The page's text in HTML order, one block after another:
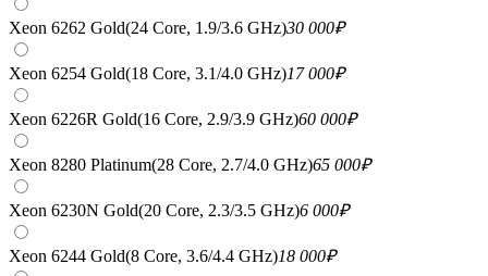
Xeon 6262 Gold(24 Core, 1.9/3.6 GHz)30 000₽
Xeon 6254 Gold(18 Core, 3.1/4.0 GHz)17 000₽
Xeon 6226R Gold(16 Core, 2.9/3.9 GHz)60 000₽
Xeon 8280 Platinum(28 Core, 2.7/4.0 GHz)65 000₽
Xeon 6230N Gold(20 Core, 2.3/3.5 GHz)6 000₽
Xeon 6244 Gold(8 Core, 3.6/4.4 GHz)18 000₽